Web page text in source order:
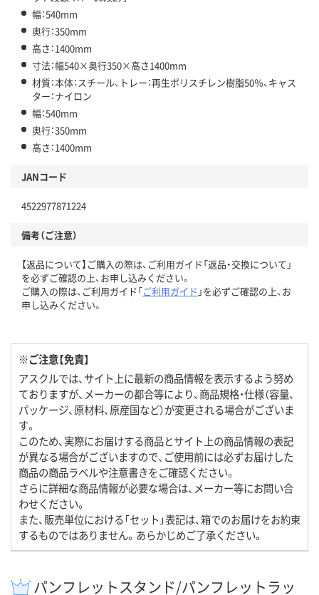
幅：540mm
奥行：350mm
高さ：1400mm
寸法：幅540×奥行350×高さ1400mm
材質：本体：スチール、トレー：再生ポリスチレン樹脂50％、キャス
ター：ナイロン
幅：540mm
奥行：350mm
高さ：1400mm
JANコード
4522977871224
備考（ご注意）
【返品について】ご購入の際は、ご利用ガイド「返品・交換について」
を必ずご確認の上、お申し込みください。
ご購入の際は、ご利用ガイド「ご利用ガイド 」を必ずご確認の上、お
申し込みください。
※ご注意【免責】
アスクルでは、サイト上に最新の商品情報を表示するよう努め
ておりますが、メーカーの都合等により、商品規格・仕様（容量、
パッケージ、原材料、原産国など）が変更される場合がございま
す。
このため、実際にお届けする商品とサイト上の商品情報の表記
が異なる場合がございますので、ご使用前には必ずお届けした
商品の商品ラベルや注意書きをご確認ください。
さらに詳細な商品情報が必要な場合は、メーカー等にお問い合
わせください。
また、販売単位における「セット」表記は、箱でのお届けをお約束
するものではありません。あらかじめご了承ください。
パンフレットスタンド/パンフレットラッ